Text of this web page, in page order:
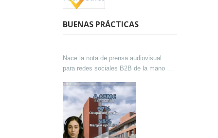
BUENAS PRÁCTICAS
Nace la nota de prensa audiovisual
para redes sociales B2B de la mano de